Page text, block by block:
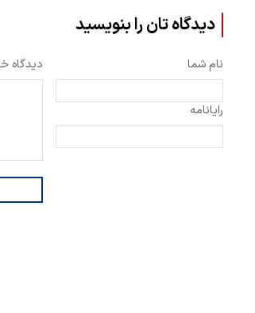
دیدگاه تان را بنویسید
نام شما
رایانامه
دیدگاه